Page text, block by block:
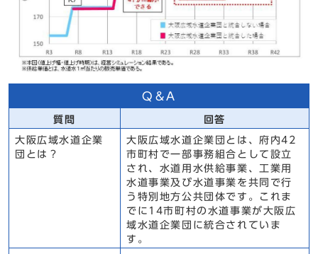
Q＆A
質問 回答
大阪広域水道企業
団とは？
大阪広域水道企業団とは、府内42
市町村で一部事務組合として設立
され、水道用水供給事業、工業用
水道事業及び水道事業を共同で行
う特別地方公共団体です。これま
でに14市町村の水道事業が大阪広
域水道企業団に統合されていま
す。